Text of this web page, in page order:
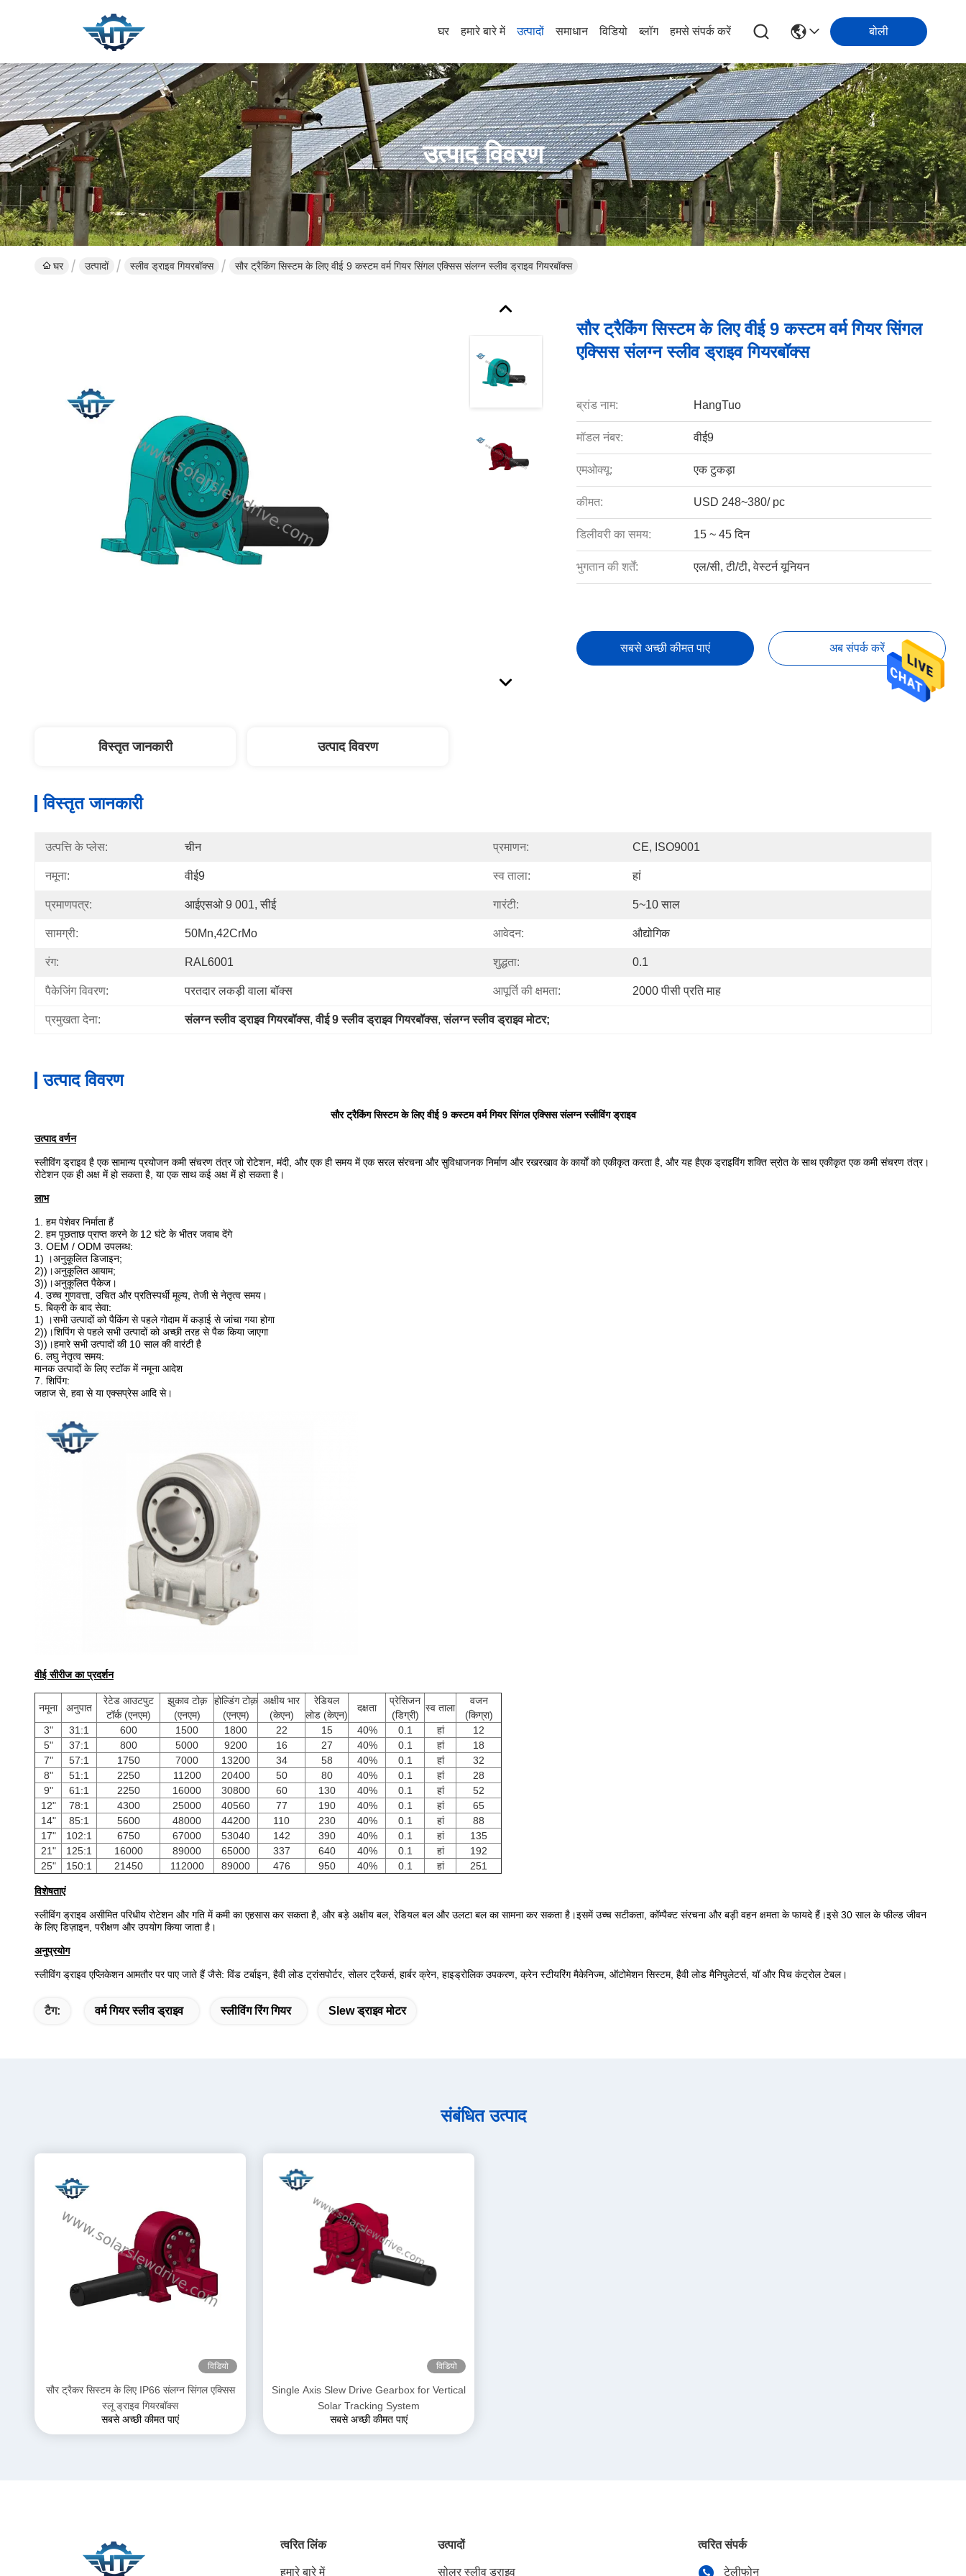
घर हमारे बारे में उत्पादों समाधान विडियो ब्लॉग हमसे संपर्क करें बोली
उत्पाद विवरण
घर उत्पादों स्लीव ड्राइव गियरबॉक्स सौर ट्रैकिंग सिस्टम के लिए वीई 9 कस्टम वर्म गियर सिंगल एक्सिस संलग्न स्लीव ड्राइव गियरबॉक्स
सौर ट्रैकिंग सिस्टम के लिए वीई 9 कस्टम वर्म गियर सिंगल
एक्सिस संलग्न स्लीव ड्राइव गियरबॉक्स
ब्रांड नाम: HangTuo
मॉडल नंबर: वीई9
एमओक्यू: एक टुकड़ा
कीमत: USD 248~380/ pc
डिलीवरी का समय: 15 ~ 45 दिन
भुगतान की शर्तें: एल/सी, टी/टी, वेस्टर्न यूनियन
सबसे अच्छी कीमत पाएं अब संपर्क करें
विस्तृत जानकारी उत्पाद विवरण
विस्तृत जानकारी
उत्पत्ति के प्लेस: चीन प्रमाणन: CE, ISO9001
नमूना: वीई9 स्व ताला: हां
प्रमाणपत्र: आईएसओ 9 001, सीई गारंटी: 5~10 साल
सामग्री: 50Mn,42CrMo आवेदन: औद्योगिक
रंग: RAL6001 शुद्धता: 0.1
पैकेजिंग विवरण: परतदार लकड़ी वाला बॉक्स आपूर्ति की क्षमता: 2000 पीसी प्रति माह
प्रमुखता देना: संलग्न स्लीव ड्राइव गियरबॉक्स, वीई 9 स्लीव ड्राइव गियरबॉक्स, संलग्न स्लीव ड्राइव मोटर;
उत्पाद विवरण
सौर ट्रैकिंग सिस्टम के लिए वीई 9 कस्टम वर्म गियर सिंगल एक्सिस संलग्न स्लीविंग ड्राइव
उत्पाद वर्णन
स्लीविंग ड्राइव है एक सामान्य प्रयोजन कमी संचरण तंत्र जो रोटेशन, मंदी, और एक ही समय में एक सरल संरचना और सुविधाजनक निर्माण और रखरखाव के कार्यों को एकीकृत करता है, और यह हैएक ड्राइविंग शक्ति स्रोत के साथ एकीकृत एक कमी संचरण तंत्र।
रोटेशन एक ही अक्ष में हो सकता है, या एक साथ कई अक्ष में हो सकता है।
लाभ
1. हम पेशेवर निर्माता हैं
2. हम पूछताछ प्राप्त करने के 12 घंटे के भीतर जवाब देंगे
3. OEM / ODM उपलब्ध:
1) ।अनुकूलित डिजाइन;
2))।अनुकूलित आयाम;
3))।अनुकूलित पैकेज।
4. उच्च गुणवत्ता, उचित और प्रतिस्पर्धी मूल्य, तेजी से नेतृत्व समय।
5. बिक्री के बाद सेवा:
1) ।सभी उत्पादों को पैकिंग से पहले गोदाम में कड़ाई से जांचा गया होगा
2))।शिपिंग से पहले सभी उत्पादों को अच्छी तरह से पैक किया जाएगा
3))।हमारे सभी उत्पादों की 10 साल की वारंटी है
6. लघु नेतृत्व समय:
मानक उत्पादों के लिए स्टॉक में नमूना आदेश
7. शिपिंग:
जहाज से, हवा से या एक्सप्रेस आदि से।
वीई सीरीज का प्रदर्शन
नमूना अनुपात
रेटेड आउटपुट
टॉर्क (एनएम)
झुकाव टोक़
(एनएम)
होल्डिंग टोक़
(एनएम)
अक्षीय भार
(केएन)
रेडियल
लोड (केएन)
दक्षता
प्रेसिजन
(डिग्री)
स्व ताला
वजन
(किग्रा)
3"
31:1 600 1500 1800 22 15 40% 0.1 हां
12
5"
37:1 800 5000 9200 16 27 40% 0.1 हां
18
7"
57:1 1750 7000 13200 34 58 40% 0.1 हां
32
8"
51:1 2250 11200 20400 50 80 40% 0.1 हां
28
9"
61:1 2250 16000 30800 60 130 40% 0.1 हां
52
12"
78:1 4300 25000 40560 77 190 40% 0.1 हां
65
14"
85:1 5600 48000 44200 110 230 40% 0.1 हां
88
17"
102:1 6750 67000 53040 142 390 40% 0.1 हां
135
21"
125:1 16000 89000 65000 337 640 40% 0.1 हां
192
25"
150:1 21450 112000 89000 476 950 40% 0.1 हां 251
विशेषताएं
स्लीविंग ड्राइव असीमित परिधीय रोटेशन और गति में कमी का एहसास कर सकता है, और बड़े अक्षीय बल, रेडियल बल और उलटा बल का सामना कर सकता है।इसमें उच्च सटीकता, कॉम्पैक्ट संरचना और बड़ी वहन क्षमता के फायदे हैं।इसे 30 साल के फील्ड जीवन
के लिए डिज़ाइन, परीक्षण और उपयोग किया जाता है।
अनुप्रयोग
स्लीविंग ड्राइव एप्लिकेशन आमतौर पर पाए जाते हैं जैसे: विंड टर्बाइन, हैवी लोड ट्रांसपोर्टर, सोलर ट्रैकर्स, हार्बर क्रेन, हाइड्रोलिक उपकरण, क्रेन स्टीयरिंग मैकेनिज्म, ऑटोमेशन सिस्टम, हैवी लोड मैनिपुलेटर्स, यॉ और पिच कंट्रोल टेबल।
टैग: वर्म गियर स्लीव ड्राइव स्लीविंग रिंग गियर Slew ड्राइव मोटर
संबंधित उत्पाद
विडियो
सौर ट्रैकर सिस्टम के लिए IP66 संलग्न सिंगल एक्सिस
स्लू ड्राइव गियरबॉक्स
सबसे अच्छी कीमत पाएं
विडियो
Single Axis Slew Drive Gearbox for Vertical
Solar Tracking System
सबसे अच्छी कीमत पाएं
त्वरित लिंक
हमारे बारे में
उत्पादों
सोलर स्लीव ड्राइव
त्वरित संपर्क
टेलीफोन